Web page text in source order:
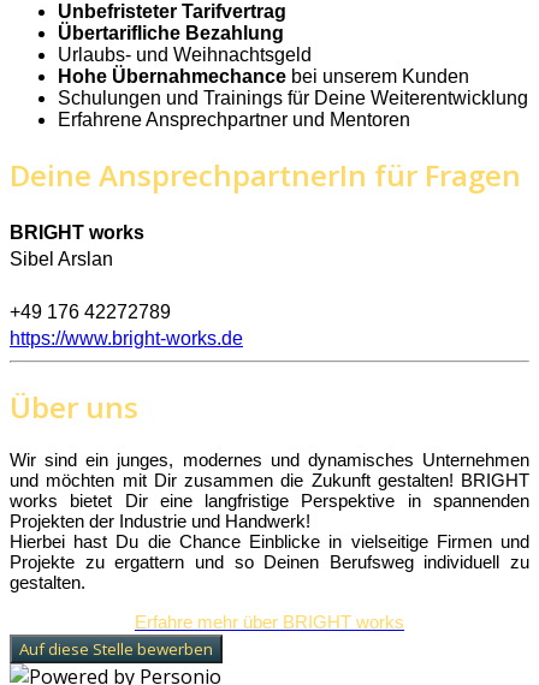
Unbefristeter Tarifvertrag
Übertarifliche Bezahlung
Urlaubs- und Weihnachtsgeld
Hohe Übernahmechance bei unserem Kunden
Schulungen und Trainings für Deine Weiterentwicklung
Erfahrene Ansprechpartner und Mentoren
Deine AnsprechpartnerIn für Fragen
BRIGHT works
Sibel Arslan
+49 176 42272789
https://www.bright-works.de
Über uns
Wir sind ein junges, modernes und dynamisches Unternehmen
und möchten mit Dir zusammen die Zukunft gestalten! BRIGHT
works bietet Dir eine langfristige Perspektive in spannenden
Projekten der Industrie und Handwerk!
Hierbei hast Du die Chance Einblicke in vielseitige Firmen und
Projekte zu ergattern und so Deinen Berufsweg individuell zu
gestalten.
Erfahre mehr über BRIGHT works
Auf diese Stelle bewerben